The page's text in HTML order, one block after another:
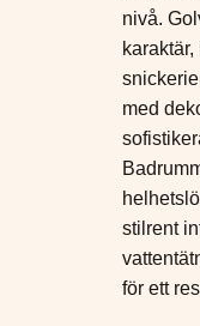
nivå.
med
stilrent
för ett